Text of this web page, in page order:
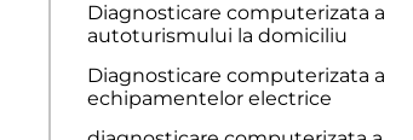
Diagnosticare computerizata a
autoturismului la domiciliu
Diagnosticare computerizata a
echipamentelor electrice